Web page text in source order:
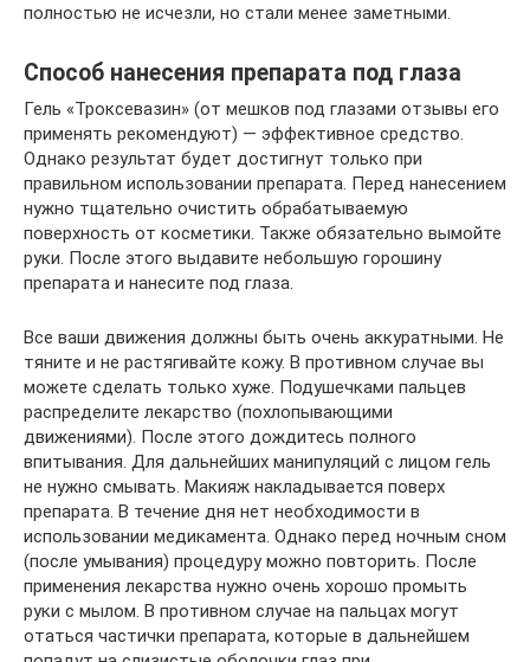
полностью не исчезли, но стали менее заметными.
Способ нанесения препарата под глаза
Гель «Троксевазин» (от мешков под глазами отзывы его
применять рекомендуют) — эффективное средство.
Однако результат будет достигнут только при
правильном использовании препарата. Перед нанесением
нужно тщательно очистить обрабатываемую
поверхность от косметики. Также обязательно вымойте
руки. После этого выдавите небольшую горошину
препарата и нанесите под глаза.
Все ваши движения должны быть очень аккуратными. Не
тяните и не растягивайте кожу. В противном случае вы
можете сделать только хуже. Подушечками пальцев
распределите лекарство (похлопывающими
движениями). После этого дождитесь полного
впитывания. Для дальнейших манипуляций с лицом гель
не нужно смывать. Макияж накладывается поверх
препарата. В течение дня нет необходимости в
использовании медикамента. Однако перед ночным сном
(после умывания) процедуру можно повторить. После
применения лекарства нужно очень хорошо промыть
руки с мылом. В противном случае на пальцах могут
отаться частички препарата, которые в дальнейшем